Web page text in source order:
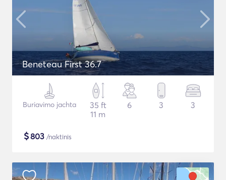
Beneteau First 36.7
Buriavimo jachta
35 ft
11 m
6 3 3
$803 /naktinis